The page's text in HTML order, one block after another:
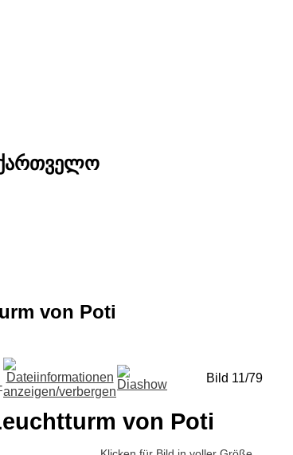
von Poti
Bild 11/79
von Poti